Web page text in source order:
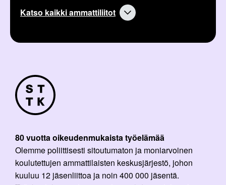
Katso kaikki ammattiliitot
80 vuotta oikeudenmukaista työelämää
Olemme poliittisesti sitoutumaton ja moniarvoinen
koulutettujen ammattilaisten keskusjärjestö, johon
kuuluu 12 jäsenliittoa ja noin 400 000 jäsentä.